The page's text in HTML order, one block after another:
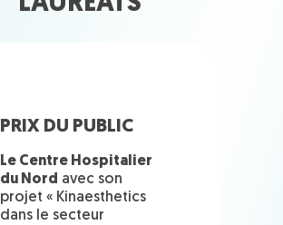
PRIX DU PUBLIC
Le Centre Hospitalier
du Nord avec son
projet « Kinaesthetics
dans le secteur